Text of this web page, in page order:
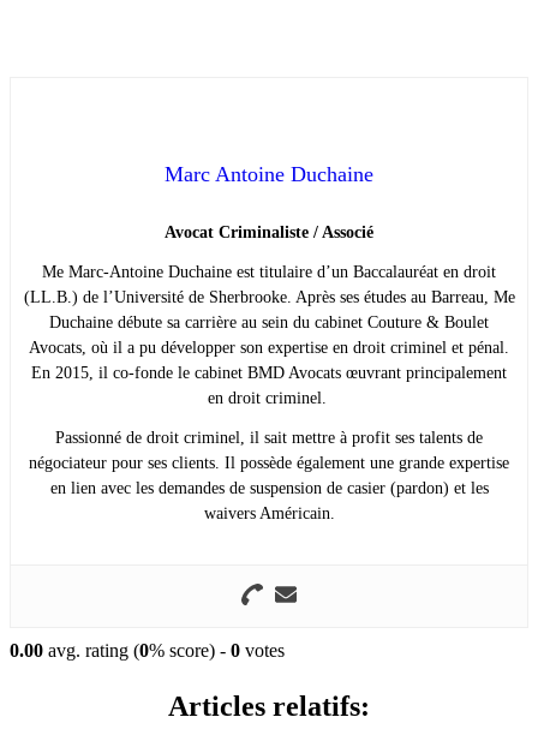
Marc Antoine Duchaine
Avocat Criminaliste / Associé
Me Marc-Antoine Duchaine est titulaire d’un Baccalauréat en droit
(LL.B.) de l’Université de Sherbrooke. Après ses études au Barreau, Me
Duchaine débute sa carrière au sein du cabinet Couture & Boulet
Avocats, où il a pu développer son expertise en droit criminel et pénal.
En 2015, il co-fonde le cabinet BMD Avocats œuvrant principalement
en droit criminel.
Passionné de droit criminel, il sait mettre à profit ses talents de
négociateur pour ses clients. Il possède également une grande expertise
en lien avec les demandes de suspension de casier (pardon) et les
waivers Américain.
0.00 avg. rating (0% score) - 0 votes
Articles relatifs: